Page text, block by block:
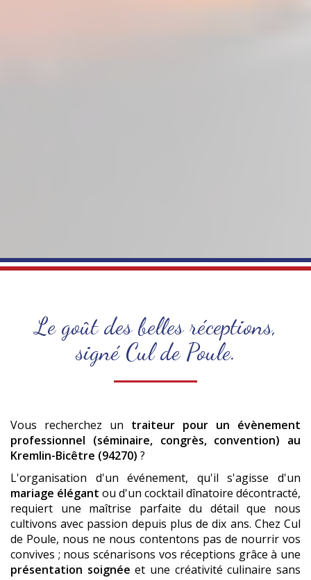
Le goût des belles réceptions,
signé Cul de Poule.
Vous recherchez un traiteur pour un évènement
professionnel (séminaire, congrès, convention) au
Kremlin-Bicêtre (94270) ?
L'organisation d'un événement, qu'il s'agisse d'un
mariage élégant ou d'un cocktail dînatoire décontracté,
requiert une maîtrise parfaite du détail que nous
cultivons avec passion depuis plus de dix ans. Chez Cul
de Poule, nous ne nous contentons pas de nourrir vos
convives ; nous scénarisons vos réceptions grâce à une
présentation soignée et une créativité culinaire sans